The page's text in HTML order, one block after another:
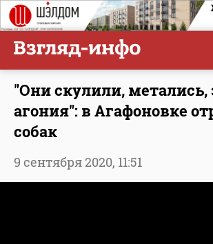
"Они скулили, метались,
агония": в Агафоновке
собак
9 сентября 2020, 11:51